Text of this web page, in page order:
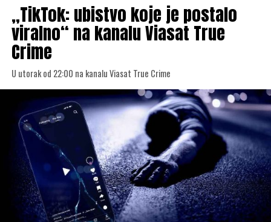
„TikTok: ubistvo koje je postalo
viralno“ na kanalu Viasat True
Crime
U utorak od 22:00 na kanalu Viasat True Crime